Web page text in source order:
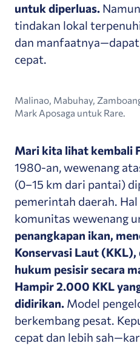
untuk diperluas.
tindakan lokal
dan
cepat.
Malinao, Mabuhay,
Mark Aposaga untuk Rare.
Mari kita lihat kembali
1980-an, wewenang
(0–15 km dari pantai)
pemerintah daerah.
komunitas wewenang
penangkapan ikan,
Konservasi Laut (KKL),
hukum pesisir secara
Hampir 2.000 KKL
didirikan.Model
berkembang pesat.
cepat dan lebih